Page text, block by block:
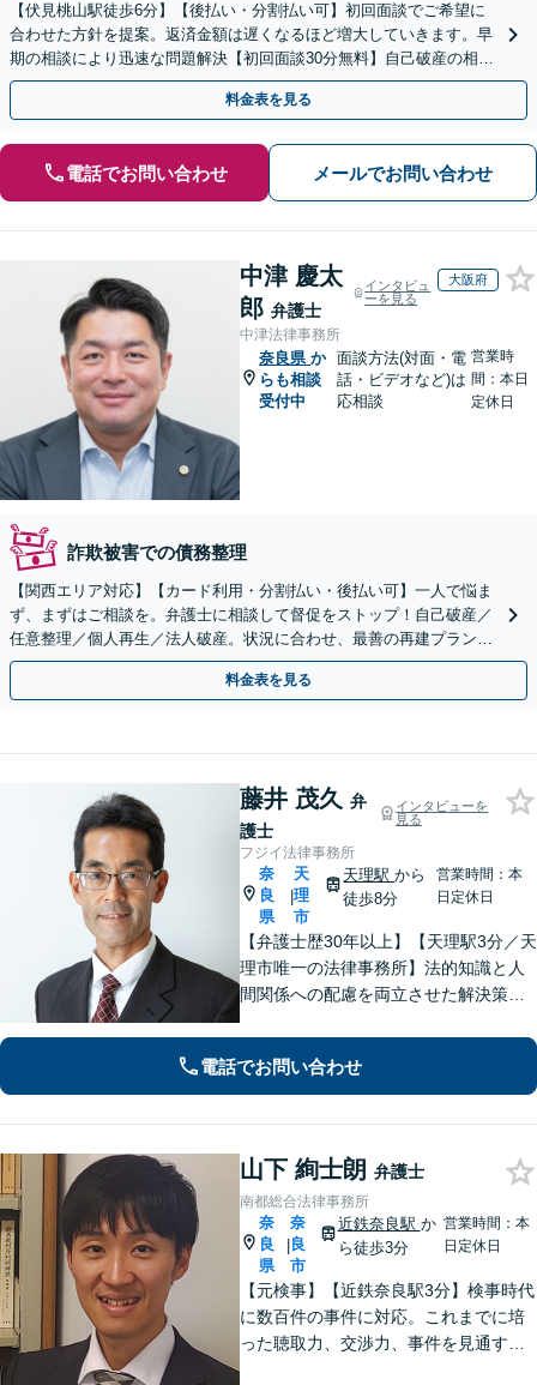
【伏見桃山駅徒歩6分】【後払い・分割払い可】初回面談でご希望に
合わせた方針を提案。返済金額は遅くなるほど増大していきます。早
期の相談により迅速な問題解決【初回面談30分無料】自己破産の相談
や、自宅や愛車を残したい方もお任せください。
料金表を見る
電話でお問い合わせ メールでお問い合わせ
中津 慶太
郎 弁護士
インタビュ
ーを見る
大阪府
中津法律事務所
奈良県 か
らも相談
受付中
面談方法(対面・電
話・ビデオなど)は
応相談
営業時
間：本日
定休日
詐欺被害での債務整理
【関西エリア対応】【カード利用・分割払い・後払い可】一人で悩ま
ず、まずはご相談を。弁護士に相談して督促をストップ！自己破産／
任意整理／個人再生／法人破産。状況に合わせ、最善の再建プランを
ご提案【破産管財人経験あり】
料金表を見る
藤井 茂久 弁
護士
インタビューを
見る
フジイ法律事務所
奈
良
県
|
天
理
市
天理駅から
徒歩8分
営業時間：本
日定休日
【弁護士歴30年以上】【天理駅3分／天
理市唯一の法律事務所】法的知識と人
間関係への配慮を両立させた解決策を
法書士・不動産鑑定士など」相続に関
わる問題を総合的に解決へ導きます
電話でお問い合わせ
山下 絢士朗 弁護士
南都総合法律事務所
奈
良
県
|
奈
良
市
近鉄奈良駅 か
ら徒歩3分
営業時間：本
日定休日
【元検事】【近鉄奈良駅3分】検事時代
に数百件の事件に対応。これまでに培
った聴取力、交渉力、事件を見通す分